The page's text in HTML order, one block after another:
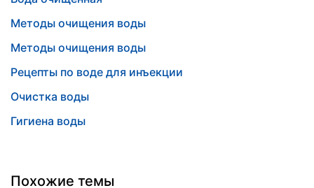
Методы очищения воды
Методы очищения воды
Рецепты по воде для инъекции
Очистка воды
Гигиена воды
Похожие темы